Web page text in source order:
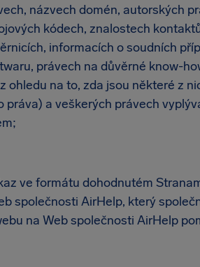
názvech domén, autorských
kódech, znalostech
informacích o soudních
právech na důvěrné know-
ohledu na to, zda jsou některé z
a veškerých právech
ve formátu dohodnutém
společnosti AirHelp, který
na Web společnosti AirHelp